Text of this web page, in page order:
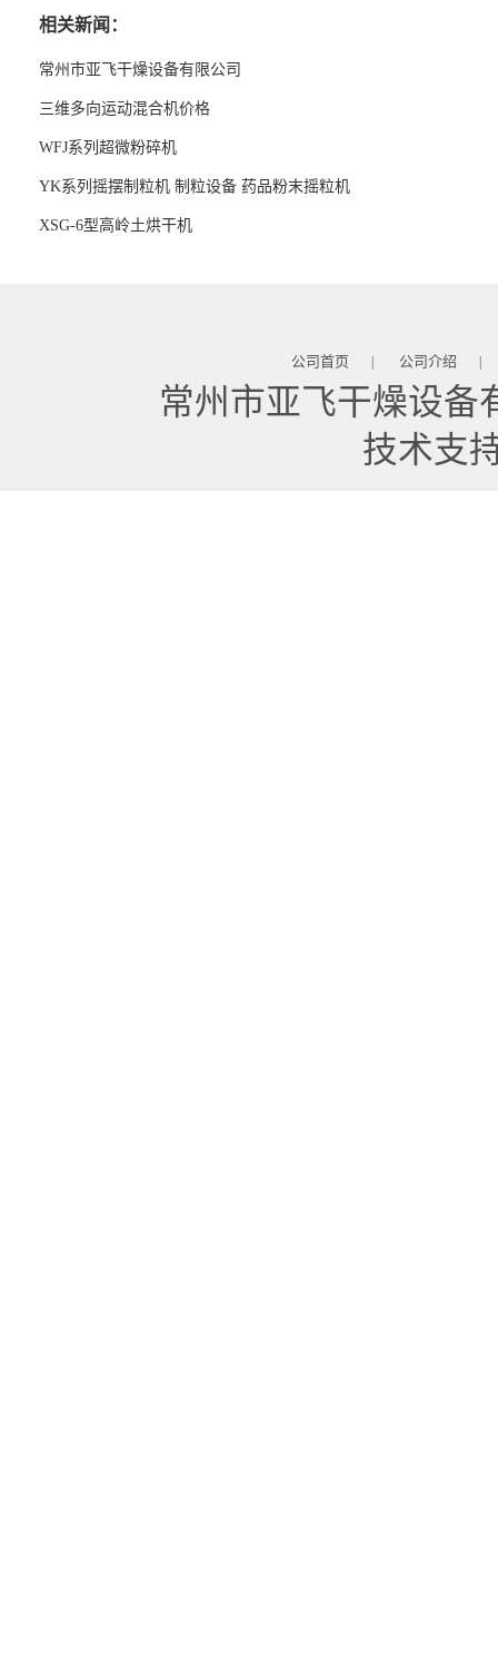
相关新闻：
常州市亚飞干燥设备有限公司
三维多向运动混合机价格
WFJ系列超微粉碎机
YK系列摇摆制粒机 制粒设备 药品粉末摇粒机
XSG-6型高岭土烘干机
公司首页 | 公司介绍 |
常州市亚飞干燥设备
技术支